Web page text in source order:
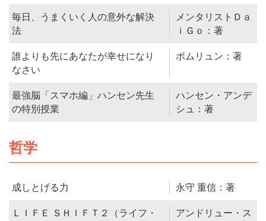
毎日、うまくいく人の意外な解決
法
メンタリストＤａ
ｉＧｏ：著
誰よりも先にあなたが幸せになり
なさい
ボムリュン：著
最強脳「スマホ編」ハンセン先生
の特別授業
ハンセン・アンデ
シュ：著
哲学
成しとげる力 永守 重信：著
ＬＩＦＥ ＳＨＩＦＴ２（ライフ・
アンドリュー・ス